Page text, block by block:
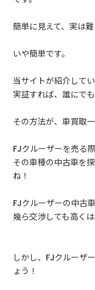
簡単に見えて、実は
いや簡単です。
当サイトが紹介して
実証すれば、誰にで
その方法が、車買取
FJクルーザーを売る
その車種の中古車を
ね！
FJクルーザーの中古
幾ら交渉しても高く
しかし、FJクルーザ
ょう！